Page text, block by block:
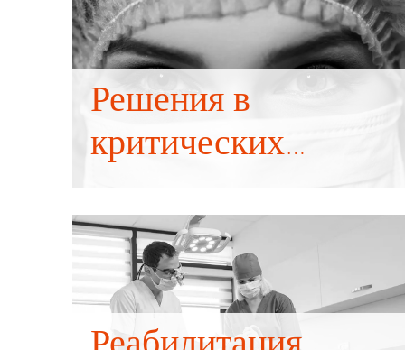
Решения в
критических